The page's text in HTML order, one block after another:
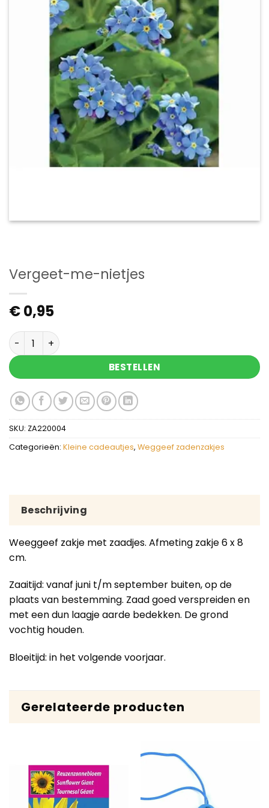
Vergeet-me-nietjes
€0,95
Vergeet-me-nietjes aantal
BESTELLEN
SKU: ZA220004
Categorieën: Kleine cadeautjes, Weggeef zadenzakjes
Beschrijving
Weeggeef zakje met zaadjes. Afmeting zakje 6 x 8
cm.
Zaaitijd: vanaf juni t/m september buiten, op de
plaats van bestemming. Zaad goed verspreiden en
met een dun laagje aarde bedekken. De grond
vochtig houden.
Bloeitijd: in het volgende voorjaar.
Gerelateerde producten